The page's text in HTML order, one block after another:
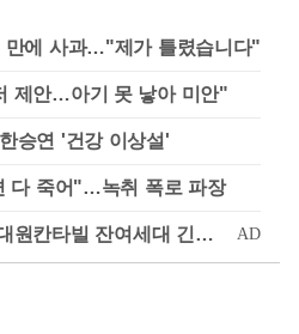
만에 사과…"제가 틀렸습니다"
제안…아기 못 낳아 미안"
승연 '건강 이상설'
다 죽어"…녹취 폭로 파장